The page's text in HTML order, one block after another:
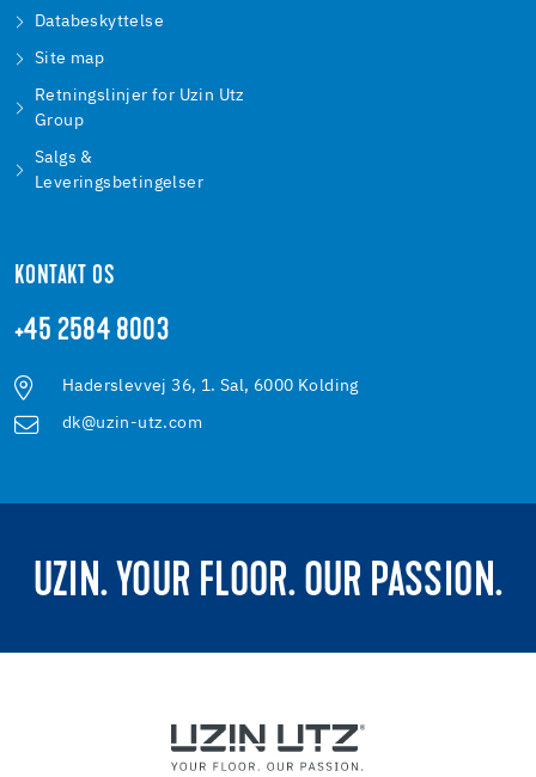
Databeskyttelse
Site map
Retningslinjer for Uzin Utz
Group
Salgs &
Leveringsbetingelser
KONTAKT OS
+45 2584 8003
Haderslevvej 36, 1. Sal, 6000 Kolding
dk@uzin-utz.com
UZIN. YOUR FLOOR. OUR PASSION.